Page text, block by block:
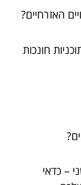
האזרחיים?
חונכות
– כדאי